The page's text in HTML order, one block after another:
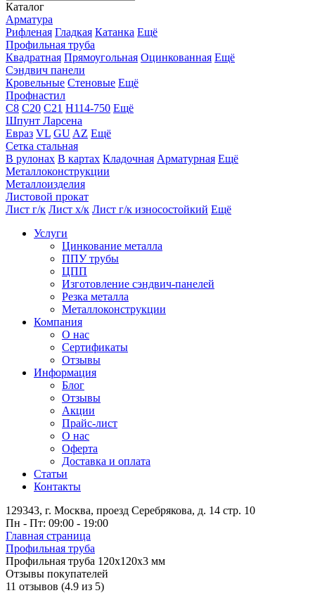
Каталог
Арматура
Рифленая Гладкая Катанка Ещё
Профильная труба
Квадратная Прямоугольная Оцинкованная Ещё
Сэндвич панели
Кровельные Стеновые Ещё
Профнастил
С8 С20 С21 Н114-750 Ещё
Шпунт Ларсена
Евраз VL GU AZ Ещё
Сетка стальная
В рулонах В картах Кладочная Арматурная Ещё
Металлоконструкции
Металлоизделия
Листовой прокат
Лист г/к Лист х/к Лист г/к износостойкий Ещё
Услуги
Цинкование металла
ППУ трубы
ЦПП
Изготовление сэндвич-панелей
Резка металла
Металлоконструкции
Компания
О нас
Сертификаты
Отзывы
Информация
Блог
Отзывы
Акции
Прайс-лист
О нас
Оферта
Доставка и оплата
Статьи
Контакты
129343, г. Москва, проезд Серебрякова, д. 14 стр. 10
Пн - Пт: 09:00 - 19:00
Главная страница
Профильная труба
Профильная труба 120х120х3 мм
Отзывы покупателей
11 отзывов (4.9 из 5)